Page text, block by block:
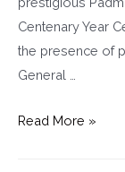
Centenary Year
the presence of
General …
Read More »